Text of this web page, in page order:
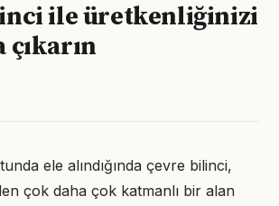
ile üretkenliğinizi
ele alındığında çevre bilinci,
çok daha çok katmanlı bir alan